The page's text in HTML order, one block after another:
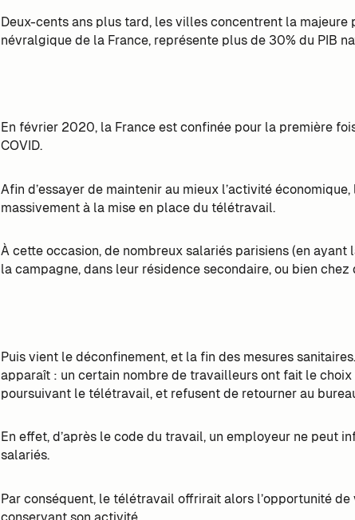
Deux-cents ans plus tard, les villes concentrent la majeure
névralgique de la France, représente plus de 30% du PIB
En février 2020, la France est confinée pour la première
COVID.
Afin d’essayer de maintenir au mieux l’activité
massivement à la mise en place du télétravail.
À cette occasion, de nombreux salariés parisiens (en
la campagne, dans leur résidence secondaire, ou bien chez
Puis vient le déconfinement, et la fin des mesures
apparaît : un certain nombre de travailleurs ont fait le
poursuivant le télétravail, et refusent de retourner au
En effet, d’après le code du travail, un employeur ne peut
salariés.
Par conséquent, le télétravail offrirait alors l’opportunité